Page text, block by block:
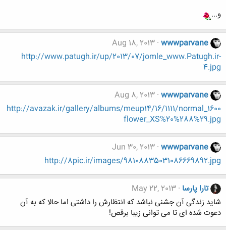
و...
wwwparvane
Aug 18, 2013
http://www.patugh.ir/up/2013/07/jomle_www.Patugh.ir-
4.jpg
wwwparvane
Aug 8, 2013
http://avazak.ir/gallery/albums/meup14/16/1111/normal_1600
flower_XS%20%288%29.jpg
wwwparvane
Jun 30, 2013
http://8pic.ir/images/98108835031086669892.jpg
تارا پارسا May 22, 2013
شاید زندگی آن جشنی نباشد که انتظارش را داشتی اما حالا که به آن
دعوت شده ای تا می توانی زیبا برقص!